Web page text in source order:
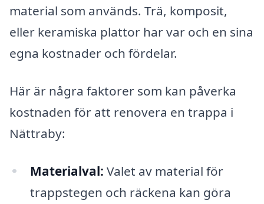
material som används. Trä, komposit,
eller keramiska plattor har var och en sina
egna kostnader och fördelar.
Här är några faktorer som kan påverka
kostnaden för att renovera en trappa i
Nättraby:
Materialval: Valet av material för
trappstegen och räckena kan göra